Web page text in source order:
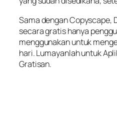
Sama dengan Copyscape,
secara gratis hanya
menggunakan untuk
hari. Lumayanlah untuk
Gratisan.